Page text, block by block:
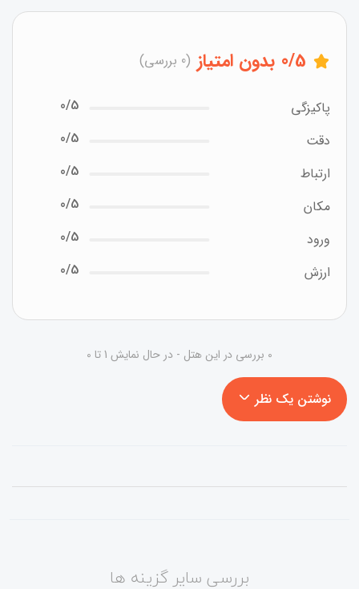
0/5 بدون امتیاز (0 بررسی)
پاکیزگی
0/5
دقت
0/5
ارتباط
0/5
مکان
0/5
ورود
0/5
ارزش
0/5
0 بررسی در این هتل - در حال نمایش 1 تا 0
نوشتن یک نظر
بررسی سایر گزینه ها